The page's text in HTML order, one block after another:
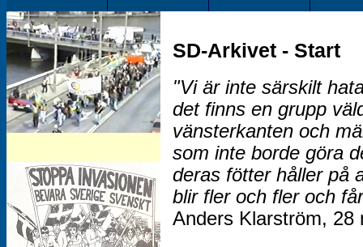
SD-Arkivet - Start
"Vi är inte särskilt
det finns en grupp
vänsterkanten och
som inte borde göra
deras fötter håller på
blir fler och fler och
Anders Klarström, 28